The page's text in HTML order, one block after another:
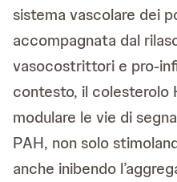
sistema vascolare dei
accompagnata dal
vasocostrittori e pro-
contesto, il colesterolo
modulare le vie di
PAH, non solo
anche inibendo